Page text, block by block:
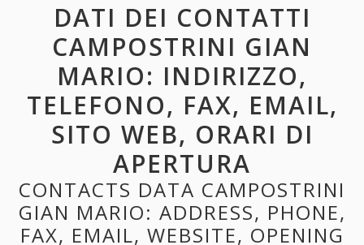
DATI DEI CONTATTI
CAMPOSTRINI GIAN
MARIO: INDIRIZZO,
TELEFONO, FAX, EMAIL,
SITO WEB, ORARI DI
APERTURA
CONTACTS DATA CAMPOSTRINI
GIAN MARIO: ADDRESS, PHONE,
FAX, EMAIL, WEBSITE, OPENING